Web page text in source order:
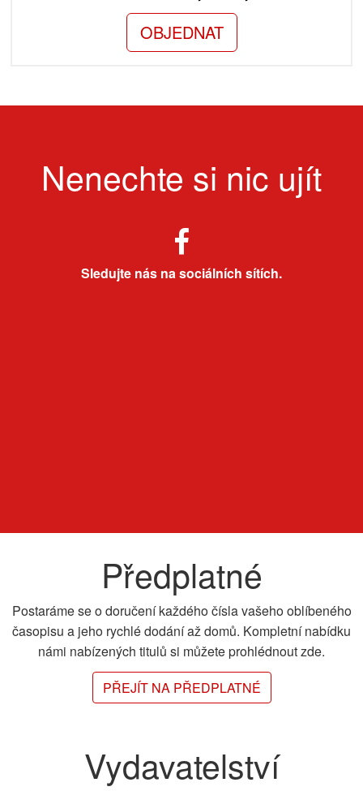
OBJEDNAT
Nenechte si nic ujít
Sledujte nás na sociálních sítích.
Předplatné
Postaráme se o doručení každého čísla vašeho oblíbeného
časopisu a jeho rychlé dodání až domů. Kompletní nabídku
námi nabízených titulů si můžete prohlédnout zde.
PŘEJÍT NA PŘEDPLATNÉ
Vydavatelství